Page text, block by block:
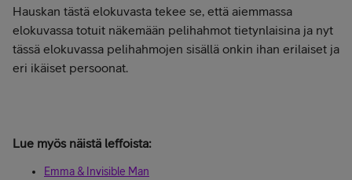
Hauskan tästä elokuvasta tekee se, että aiemmassa
elokuvassa totuit näkemään pelihahmot tietynlaisina ja nyt
tässä elokuvassa pelihahmojen sisällä onkin ihan erilaiset ja
eri ikäiset persoonat.
Lue myös näistä leffoista:
Emma & Invisible Man